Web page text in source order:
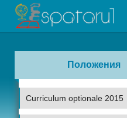
Положения
Curriculum optionale 2015